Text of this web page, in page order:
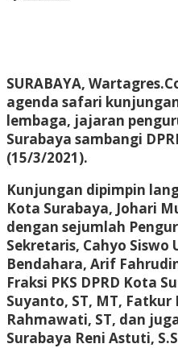
SURABAYA,
agenda safari
lembaga, jajaran
Surabaya sambangi
(15/3/2021).
Kunjungan dipimpin
Kota Surabaya, Johari
dengan sejumlah
Sekretaris, Cahyo Siswo
Bendahara, Arif
Fraksi PKS DPRD Kota
Suyanto, ST, MT, Fatkur
Rahmawati, ST, dan
Surabaya Reni Astuti,